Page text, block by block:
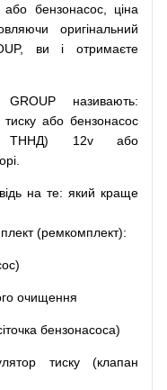
або бензонасос,
ціна
оригінальний
ви і отримаєте
GROUP називають:
тиску або бензонасос
ТННД) 12v
або
на те: який краще
(ремкомплект):
очищення
бензонасоса)
тиску (клапан